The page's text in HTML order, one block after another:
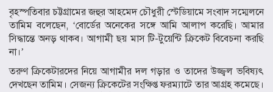
বৃহস্পতিবার চট্টগ্রামের জহুর আহমেদ চৌধুরী স্টেডিয়ামে সংবাদ সম্মেলনে
তামিম বলেছেন, ‘বোর্ডের অনেকের সঙ্গে আমি আলাপ করেছি। আমার
সিদ্ধান্তে অনড় থাকব। আগামী ছয় মাস টি-টুয়েন্টি ক্রিকেট বিবেচনা করছি
না।’
তরুণ ক্রিকেটারদের নিয়ে আগামীর দল গড়ার ও তাদের উজ্জ্বল ভবিষ্যৎ
দেখছেন তামিম। সেজন্য ক্রিকেটের সংক্ষিপ্ত ফরম্যাটে তার আগ্রহ কমেছে।